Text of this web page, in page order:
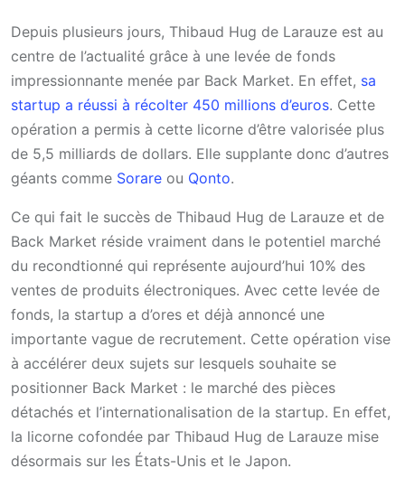
Depuis plusieurs jours, Thibaud Hug de Larauze est au
centre de l’actualité grâce à une levée de fonds
impressionnante menée par Back Market. En effet, sa
startup a réussi à récolter 450 millions d’euros. Cette
opération a permis à cette licorne d’être valorisée plus
de 5,5 milliards de dollars. Elle supplante donc d’autres
géants comme Sorare ou Qonto.
Ce qui fait le succès de Thibaud Hug de Larauze et de
Back Market réside vraiment dans le potentiel marché
du recondtionné qui représente aujourd’hui 10% des
ventes de produits électroniques. Avec cette levée de
fonds, la startup a d’ores et déjà annoncé une
importante vague de recrutement. Cette opération vise
à accélérer deux sujets sur lesquels souhaite se
positionner Back Market : le marché des pièces
détachés et l’internationalisation de la startup. En effet,
la licorne cofondée par Thibaud Hug de Larauze mise
désormais sur les États-Unis et le Japon.